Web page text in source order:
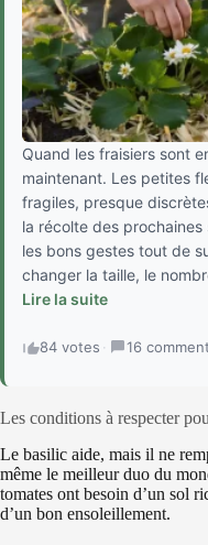
Quand les fraisiers sont
maintenant. Les petites
fragiles, presque
la récolte des
les bons gestes tout de
changer la taille, le
Lire la suite
84 votes · 16
Les conditions à respecter
Le basilic aide, mais il ne
même le meilleur duo du
tomates ont besoin d’un sol
d’un bon ensoleillement.